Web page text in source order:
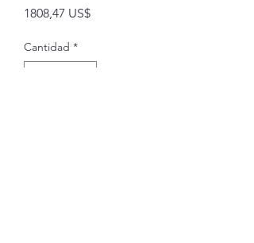
1808,47 US$Precio
Cantidad *